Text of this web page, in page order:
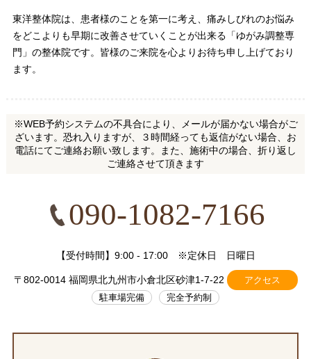
東洋整体院は、患者様のことを第一に考え、痛みしびれのお悩み
をどこよりも早期に改善させていくことが出来る「ゆがみ調整専
門」の整体院です。皆様のご来院を心よりお待ち申し上げており
ます。
※WEB予約システムの不具合により、メールが届かない場合がご
ざいます。恐れ入りますが、３時間経っても返信がない場合、お
電話にてご連絡お願い致します。また、施術中の場合、折り返し
ご連絡させて頂きます
090-1082-7166
【受付時間】9:00 - 17:00 ※定休日 日曜日
〒802-0014 福岡県北九州市小倉北区砂津1-7-22
アクセス
駐車場完備
完全予約制